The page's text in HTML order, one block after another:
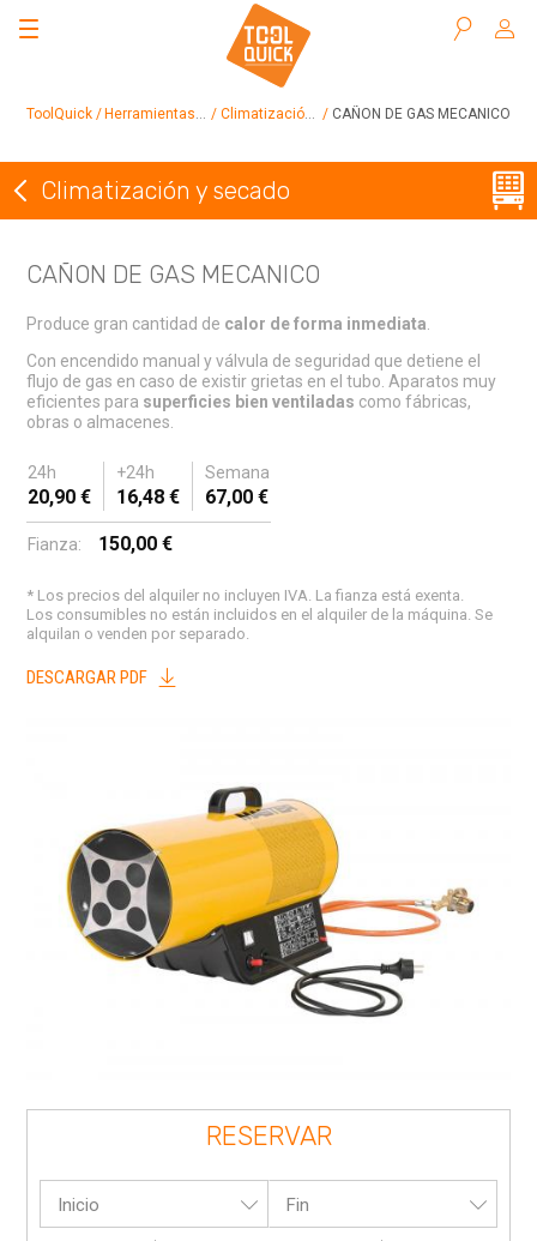
ToolQuick Herramientas en alquiler Climatización y secado CAÑON DE GAS MECANICO
Volver a Climatización y secado
Climatización y secado
CAÑON DE GAS MECANICO
Produce gran cantidad de calor de forma inmediata
Con encendido manual y válvula de seguridad que detiene el
flujo de gas en caso de existir grietas en el tubo. Aparatos muy
eficientes para superficies bien ventiladas como fábricas,
obras o almacenes.
24h +24h Semana
20,90 € 16,48 € 67,00 €
Fianza: 150,00 €
* Los precios del alquiler no incluyen IVA. La fianza está exenta.
Los consumibles no están incluidos en el alquiler de la máquina. Se
alquilan o venden por separado.
DESCARGAR PDF
RESERVAR
Inicio Fin